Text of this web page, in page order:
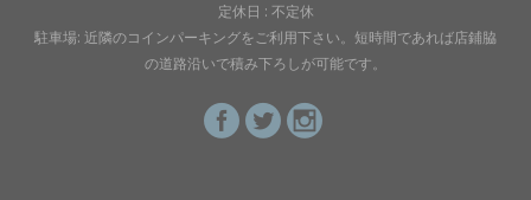
定休日 : 不定休
駐車場: 近隣のコインパーキングをご利用下さい。短時間であれば店鋪脇
の道路沿いで積み下ろしが可能です。